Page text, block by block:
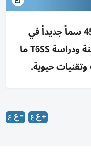
باحثو ساو باولو يكتشفون 45 سماً جديداً في
سالمونيلا عبر تحليل 6165 عينة ودراسة T6SS ما
حيوية.